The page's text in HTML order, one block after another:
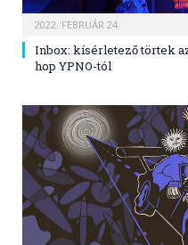
2022. FEBRUÁR 24.
Inbox: kísérletező törtek
hop YPNO-tól